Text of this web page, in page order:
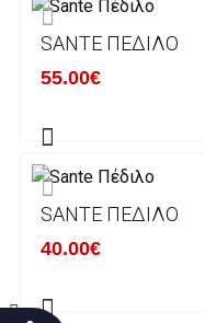
ΠΟΛΙΤΙΚΗ
αντικατάστασή
προιόν.
Βασική
SANTE ΠΈΔΙΛΟ
55.00€
SANTE ΠΈΔΙΛΟ
40.00€